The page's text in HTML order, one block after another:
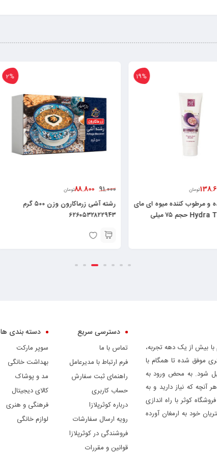
میوه ای مای
مدل Hydra Touch حجم ۷۵ میلی
تومان
رشته آشی زرماکارون وزن ۵۰۰ گرم
۶۲۶۰۵۳۲۸۲۲۹۴۳
با بیش از یک دهه تجربه،
موفق شده تا همگام با
شود. به محض ورود به
آنچه که نیاز دارید و به
کوثر با راه اندازی
خود به ارمغان آورده
دسترسی سریع
تماس با ما
فرم ارتباط با مدیرعامل
راهنمای ثبت سفارش
حساب کاربری
درباره کوثرپلازا
رویه ارسال سفارشات
فروشندگی در کوثرپلازا
قوانین و مقررات
دسته بندی ها
سوپر مارکت
بهداشت خانگی
مد و پوشاک
کالای دیجیتال
فرهنگی و هنری
لوازم خانگی